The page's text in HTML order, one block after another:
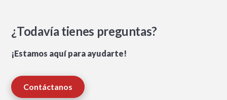
¿Todavía tienes preguntas?
¡Estamos aquí para ayudarte!
Contáctanos